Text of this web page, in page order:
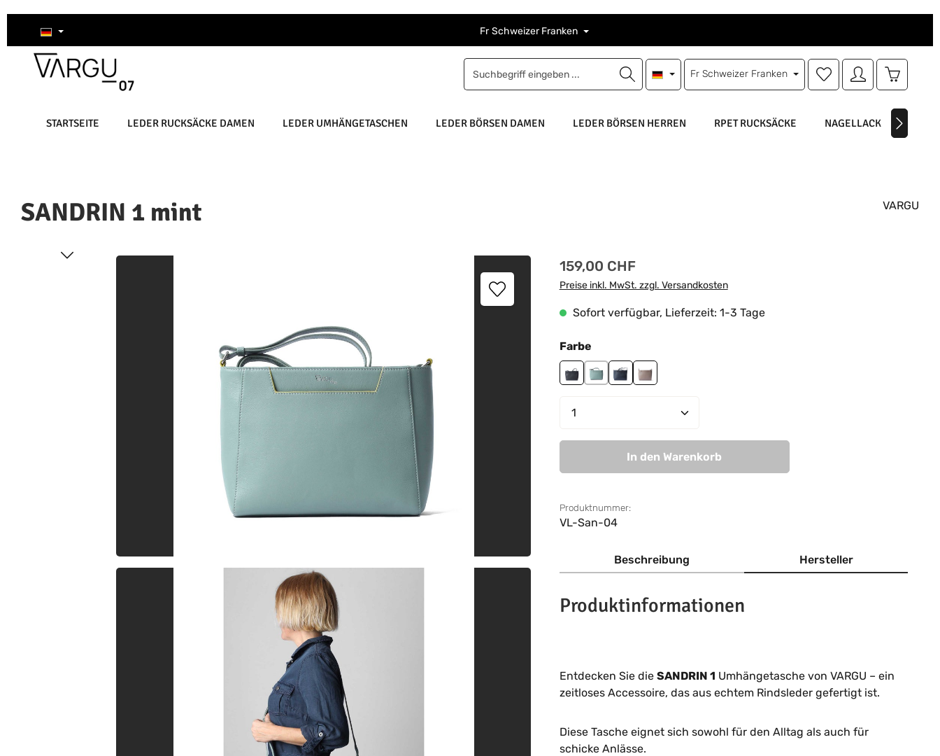
Hauptinhalt springen
Zur Suche springen
Zur Hauptnavigation springen Fr Schweizer Franken
Fr Schweizer Franken
Du hast 0 Produkte auf
STARTSEITE LEDER RUCKSÄCKE DAMEN LEDER UMHÄNGETASCHEN LEDER BÖRSEN DAMEN LEDER BÖRSEN HERREN RPET RUCKSÄCKE NAGELLACK
SANDRIN 1 mint VARGU
Bildergalerie überspringen Regulärer Preis:
159,00 CHF
Preise inkl. MwSt. zzgl. Versandkosten
Sofort verfügbar, Lieferzeit: 1-3 Tage
Farbeauswählen
blackmint navytaupe
Produkt Anzahl: Gib den gewünschten Wert
In den Warenkorb
Produktnummer:
VL-San-04
Beschreibung Hersteller
Produktinformationen
Entdecken Sie die SANDRIN 1 Umhängetasche von VARGU – ein
zeitloses Accessoire, das aus echtem Rindsleder gefertigt ist.
Diese Tasche eignet sich sowohl für den Alltag als auch für
schicke Anlässe.